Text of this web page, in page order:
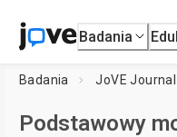
Badania
Badania JoVE Journal
Podstawowy